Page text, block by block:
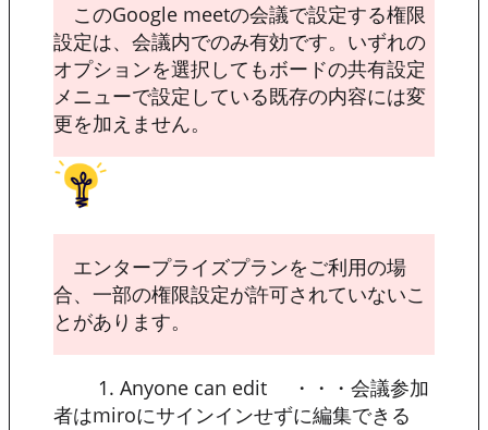
このGoogle meetの会議で設定する権限
設定は、会議内でのみ有効です。いずれの
オプションを選択してもボードの共有設定
メニューで設定している既存の内容には変
更を加えません。
エンタープライズプランをご利用の場
合、一部の権限設定が許可されていないこ
とがあります。
1. Anyone can edit ・・・会議参加
者はmiroにサインインせずに編集できる